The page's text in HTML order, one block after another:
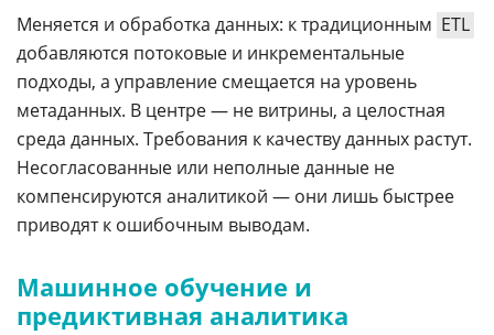
Меняется и обработка данных: к традиционным ETL
добавляются потоковые и инкрементальные
подходы, а управление смещается на уровень
метаданных. В центре — не витрины, а целостная
среда данных. Требования к качеству данных растут.
Несогласованные или неполные данные не
компенсируются аналитикой — они лишь быстрее
приводят к ошибочным выводам.
Машинное обучение и
предиктивная аналитика